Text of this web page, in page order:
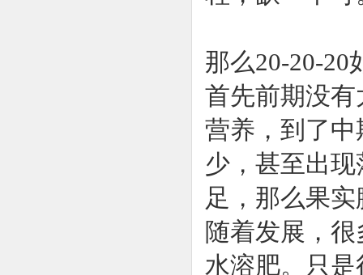
那么20-20-
首先前期没
营养，到了
少，甚至出
足，那么果
随着发展，
水溶肥。只